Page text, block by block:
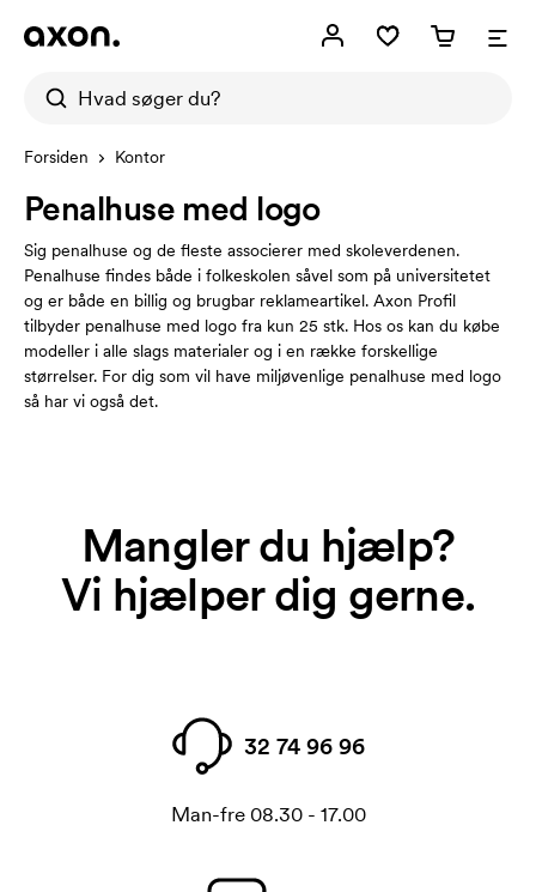
Forsiden Kontor
Penalhuse med logo
Sig penalhuse og de fleste associerer med skoleverdenen.
Penalhuse findes både i folkeskolen såvel som på universitetet
og er både en billig og brugbar reklameartikel. Axon Profil
tilbyder penalhuse med logo fra kun 25 stk. Hos os kan du købe
modeller i alle slags materialer og i en række forskellige
størrelser. For dig som vil have miljøvenlige penalhuse med logo
så har vi også det.
Mangler du hjælp?
Vi hjælper dig gerne.
32 74 96 96
Man-fre 08.30 - 17.00